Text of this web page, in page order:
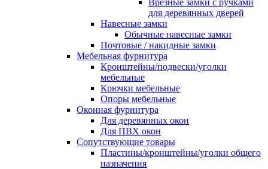
Врезные замки с ручками
для деревянных дверей
Навесные замки
Обычные навесные замки
Почтовые / накидные замки
Мебельная фурнитура
Кронштейны/подвески/уголки
мебельные
Крючки мебельные
Опоры мебельные
Оконная фурнитура
Для деревянных окон
Для ПВХ окон
Сопутствующие товары
Пластины/кронштейны/уголки общего
назначения